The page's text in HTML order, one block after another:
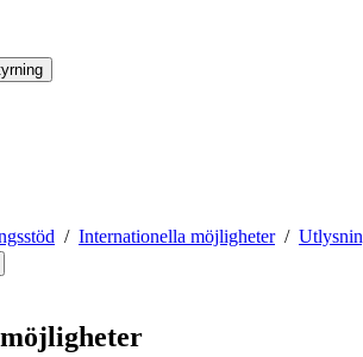
Internationella möjligheter